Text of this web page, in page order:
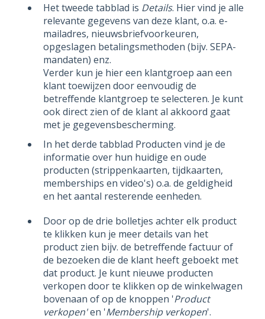
Het tweede tabblad is Details. Hier vind je alle
relevante gegevens van deze klant, o.a. e-
mailadres, nieuwsbriefvoorkeuren,
opgeslagen betalingsmethoden (bijv. SEPA-
mandaten) enz.
Verder kun je hier een klantgroep aan een
klant toewijzen door eenvoudig de
betreffende klantgroep te selecteren. Je kunt
ook direct zien of de klant al akkoord gaat
met je gegevensbescherming.
In het derde tabblad Producten vind je de
informatie over hun huidige en oude
producten (strippenkaarten, tijdkaarten,
memberships en video's) o.a. de geldigheid
en het aantal resterende eenheden.
Door op de drie bolletjes achter elk product
te klikken kun je meer details van het
product zien bijv. de betreffende factuur of
de bezoeken die de klant heeft geboekt met
dat product. Je kunt nieuwe producten
verkopen door te klikken op de winkelwagen
bovenaan of op de knoppen 'Product
verkopen'en 'Membership verkopen'.